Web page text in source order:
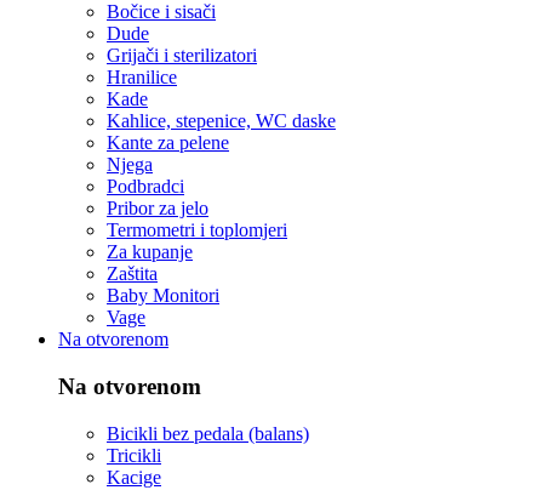
Bočice i sisači
Dude
Grijači i sterilizatori
Hranilice
Kade
Kahlice, stepenice, WC daske
Kante za pelene
Njega
Podbradci
Pribor za jelo
Termometri i toplomjeri
Za kupanje
Zaštita
Baby Monitori
Vage
Na otvorenom
Na otvorenom
Bicikli bez pedala (balans)
Tricikli
Kacige